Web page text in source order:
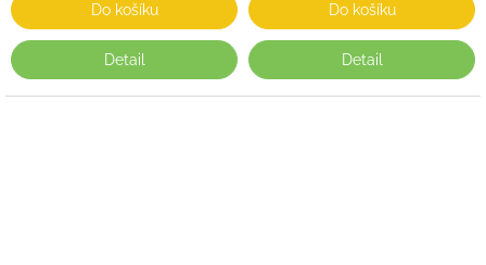
Do košíku
Detail
Do košíku
Detail